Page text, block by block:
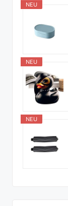
NEU
NEU
NEU